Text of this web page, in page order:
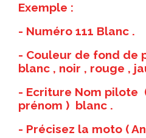
Exemple :
- Numéro 111 Blanc .
- Couleur de fond de
blanc , noir , rouge ,
- Ecriture Nom pilote
prénom ) blanc .
- Précisez la moto (